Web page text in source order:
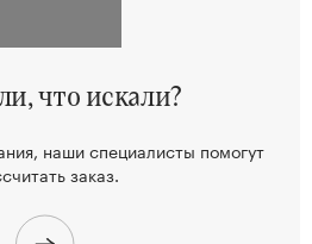
что искали?
нашиспециалисты помогут
заказ.